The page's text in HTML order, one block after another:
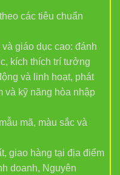
các tiêu chuẩn
giáo dục cao: đánh
kích thích trí tưởng
và linh hoạt, phát
và kỹ năng hòa nhập
mã, màu sắc và
giao hàng tại địa điểm
doanh, Nguyên